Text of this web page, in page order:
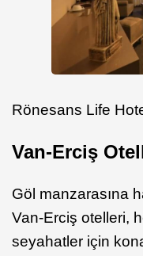
Rönesans Life
Van-Erciş
Göl manzarasına
Van-Erciş otelleri,
seyahatler için